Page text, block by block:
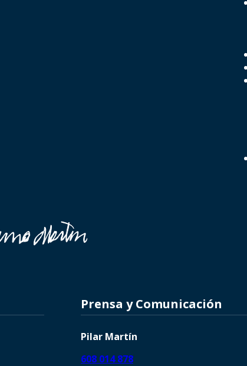
Prensa y Comunicación
Pilar Martín
608 014 878